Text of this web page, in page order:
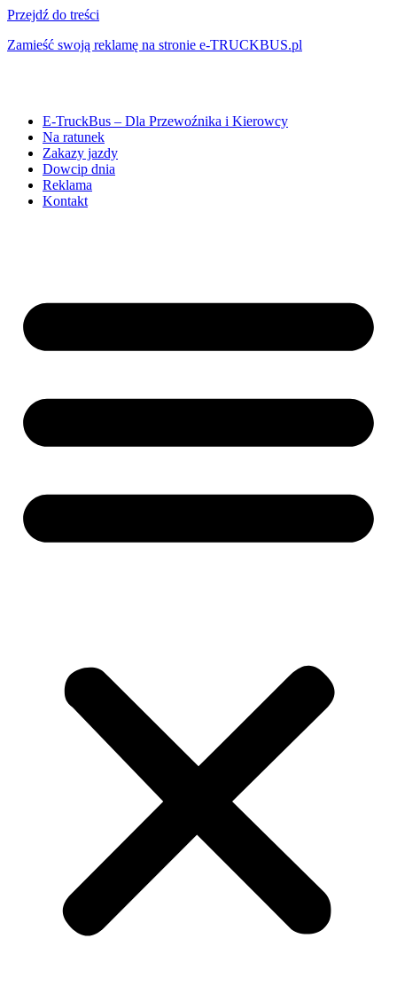
Przejdź do treści
Zamieść swoją reklamę na stronie e-TRUCKBUS.pl
E-TruckBus – Dla Przewoźnika i Kierowcy
Na ratunek
Zakazy jazdy
Dowcip dnia
Reklama
Kontakt